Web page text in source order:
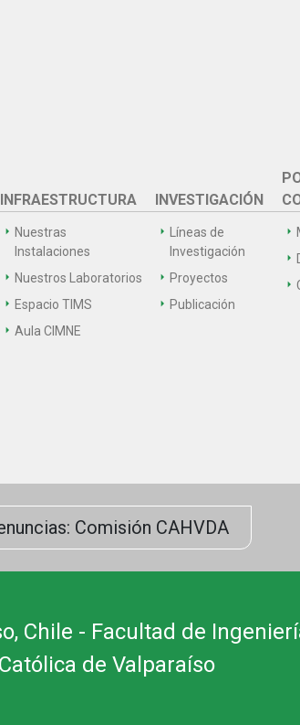
INFRAESTRUCTURA
Nuestras
Instalaciones
Nuestros Laboratorios
Espacio TIMS
Aula CIMNE
INVESTIGACIÓN
Líneas de
Investigación
Proyectos
Publicación
Comisión CAHVDA
Chile - Facultad de
Católica de Valparaíso